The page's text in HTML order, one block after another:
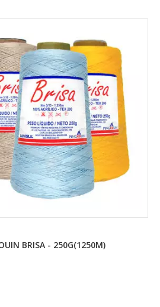
BRISA - 250G(1250M)